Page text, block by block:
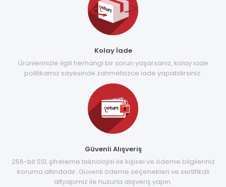
Kolay İade
Ürünlerinizle ilgili herhangi bir sorun yaşarsanız, kolay iade
politikamız sayesinde zahmetsizce iade yapabilirsiniz.
Güvenli Alışveriş
256-bit SSL şifreleme teknolojisi ile kişisel ve ödeme bilgileriniz
koruma altındadır. Güvenli ödeme seçenekleri ve sertifikalı
altyapımız ile huzurla alışveriş yapın.